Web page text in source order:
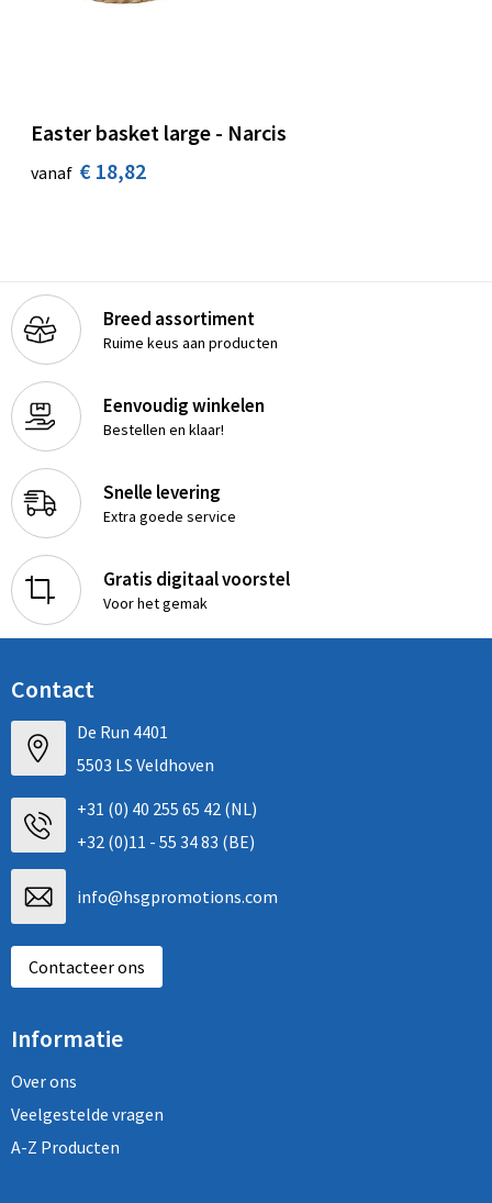
Easter basket large - Narcis
vanaf € 18,82
Breed assortiment
Ruime keus aan producten
Eenvoudig winkelen
Bestellen en klaar!
Snelle levering
Extra goede service
Gratis digitaal voorstel
Voor het gemak
Contact
De Run 4401
5503 LS Veldhoven
+31 (0) 40 255 65 42 (NL)
+32 (0)11 - 55 34 83 (BE)
info@hsgpromotions.com
Contacteer ons
Informatie
Over ons
Veelgestelde vragen
A-Z Producten